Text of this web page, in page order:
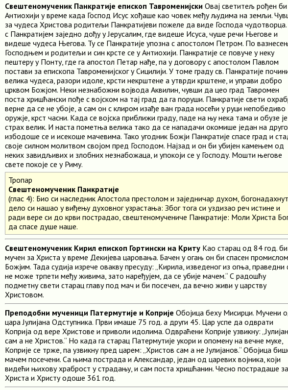
Свештеномученик Панкратије епископ Тавроменијски Овај светитељ рођен
Антиохији у време када Господ Исус хођаше као човек међу људима на земљи.
за чудеса Христова родитељи Панкратијеви пожеле да виде Господа
с Панкратијем заједно дођу у Јерусалим, где видеше Исуса, чуше речи Његове и
видеше чудеса Његова. Ту се Панкратије упозна с апостолом Петром. По
Господњем и родитељи и син крсте се у Антиохији. Панкратије се повуче у неку
пештеру у Понту, где га апостол Петар нађе, па у договору с апостолом Павлом
постави за епископа Тавроменијског у Сицилији. У томе граду св. Панкратије
велика чудеса, разори идоле, крсти некрштене а утврди крштене, и управи добро
црквом Божјом. Неки незнабожни војвода Аквилин, чувши да цео град Тавромен
поста хришћански пође с војском на тај град да га поруши. Панкратије свети
верне да се не убоје, а сам он с клиром изађе ван града носећи у руци непобедиво
оружје, крст часни. Када се војска приближи граду, паде на њу нека тама и обузе је
страх велик. И наста пометња велика тако да се нападачи окомише један на
избодоше се и исекоше мачевима. Тако угодник Божји Панкратије спасе град и
своје силном молитвом својом пред Господом. Најзад и он би убијен камењем од
неких завидљивих и злобних незнабожаца, и упокоји се у Господу. Мошти његове
свете покоје се у Риму.
Тропар
Свештеномученик Панкратије
(глас 4): Био си наследник Апостола престолом и заједничар духом,
дело си нашао у виђењу духовног узрастања: Због тога си уздизао реч истине и
ради вере си до крви пострадао, свештеномучениче Панкратије: Моли Христа
да спасе душе наше.
Свештеномученик Кирил епископ Гортински на Криту Као старац од 84 год. би
мучен за Христа у време Декијева царовања. Бачен у огањ он би спасен промислом
Божјим. Тада судија изрече овакву пресуду: „Кирила, изведеног из огња, праведни
не може трпети међу живима, зато наређујем, да се убије мачем.“ С радошћу
подметну свети старац главу под мач и би посечен, да вечно живи у царству
Христовом.
Преподобни мученици Патермутије и Коприје Обојица беху Мисирци. Мучени
цара Јулијана Одступника. Први имаше 75 год. а други 45. Цар успе да одврати
Коприја од вере Христове и приволи идолима. Одвраћени Коприје узвикну:
сам а не Христов.“ Но када га старац Патермутије укори и опомену на вечне муке,
Коприје се трже, па узвикну пред царем: „Христов сам а не Јулијанов.“ Обојица
мачем посечени. Са њима пострада и Александар, један од царевих војника, који
видећи њихову храброст у страдању, и сам поста хришћанин. Чесно пострадаше за
Христа и Христу одоше 361 год.